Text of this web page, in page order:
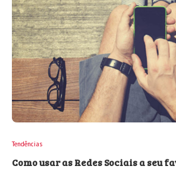
Tendências
Como usar as Redes Sociais a seu